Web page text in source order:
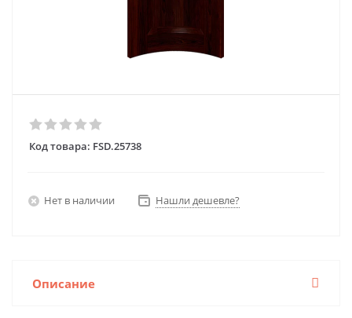
Код товара: FSD.25738
Нет в наличии Нашли дешевле?
Описание